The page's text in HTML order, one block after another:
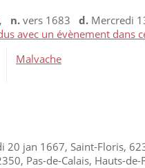
, n. vers 1683 d. Mercredi
Malvache
20 jan 1667, Saint-Floris,
Pas-de-Calais, Hauts-de-